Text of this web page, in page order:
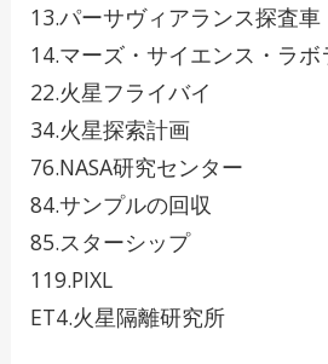
13.パーサヴィアランス探査車
14.マーズ・サイエンス・ラボ
22.火星フライバイ
34.火星探索計画
76.NASA研究センター
84.サンプルの回収
85.スターシップ
119.PIXL
ET4.火星隔離研究所